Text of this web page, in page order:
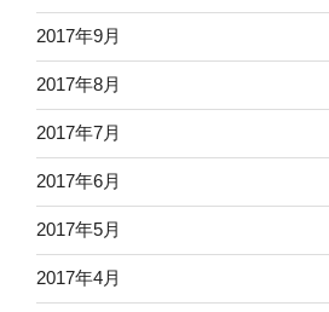
2017年9月
2017年8月
2017年7月
2017年6月
2017年5月
2017年4月